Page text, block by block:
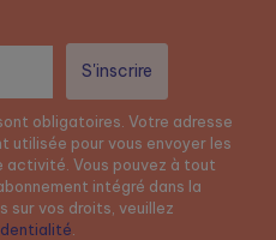
obligatoires. Votre adresse
utilisée pour vous envoyer les
activité. Vous pouvez à tout
intégré dans la
sur vos droits, veuillez